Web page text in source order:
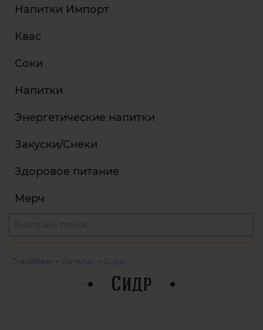
Напитки Импорт
Квас
Соки
Напитки
Энергетические напитки
Закуски/Снеки
Здоровое питание
Мерч
TradeBeer - Каталог - Сидр
Сидр